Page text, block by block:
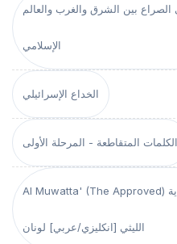
الصراع بين الشرق والغرب والعالم
الإسلامي
الخداع الإسرائيلي
الكلمات المتقاطعة - المرحلة الأولى
Al Muwatta' (The Approved) الموطأ للإمام مالك بن أنس برواية
الليثي [انكليزي/عربي] لونان